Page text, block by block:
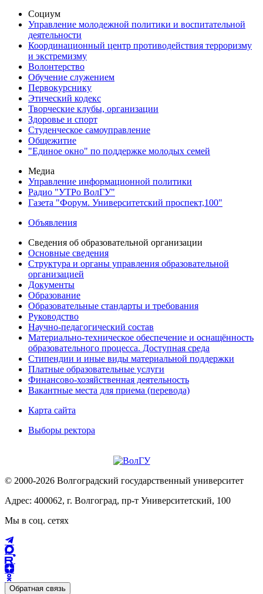
Социум
Управление молодежной политики и воспитательной
деятельности
Координационный центр противодействия терроризму
и экстремизму
Волонтерство
Обучение служением
Первокурснику
Этический кодекс
Творческие клубы, организации
Здоровье и спорт
Студенческое самоуправление
Общежитие
"Единое окно" по поддержке молодых семей
Медиа
Управление информационной политики
Радио "УТРо ВолГУ"
Газета "Форум. Университетский проспект,100"
Объявления
Сведения об образовательной организации
Основные сведения
Структура и органы управления образовательной
организацией
Документы
Образование
Образовательные стандарты и требования
Руководство
Научно-педагогический состав
Материально-техническое обеспечение и оснащённость
образовательного процесса. Доступная среда
Стипендии и иные виды материальной поддержки
Платные образовательные услуги
Финансово-хозяйственная деятельность
Вакантные места для приема (перевода)
Карта сайта
Выборы ректора
© 2000-2026 Волгоградский государственный университет
Адрес: 400062, г. Волгоград, пр-т Университетский, 100
Мы в соц. сетях
Обратная связь